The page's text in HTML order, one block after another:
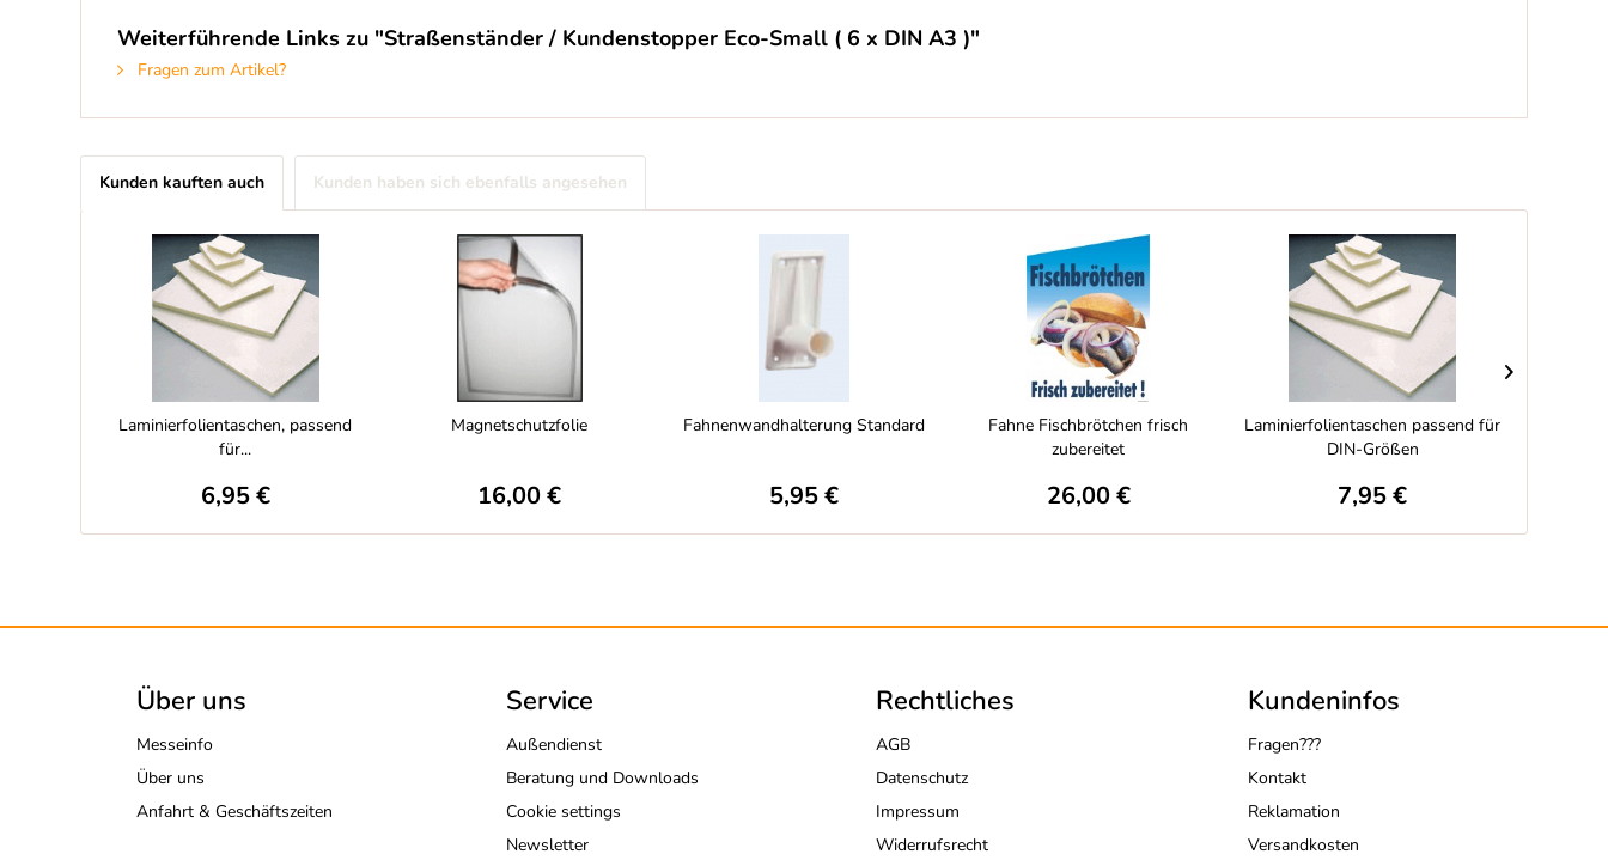
Weiterführende Links zu "Straßenständer / Kundenstopper Eco-Small ( 6 x DIN A3 )"
Fragen zum Artikel?
Kunden kauften auch Kunden haben sich ebenfalls angesehen
Laminierfolientaschen, passend
für...
6,95 €
Magnetschutzfolie
16,00 €
Fahnenwandhalterung Standard
5,95 €
Fahne Fischbrötchen frisch
zubereitet
26,00 €
Laminierfolientaschen passend für
DIN-Größen
7,95 €
Über uns
Messeinfo
Über uns
Anfahrt & Geschäftszeiten
Service
Außendienst
Beratung und Downloads
Cookie settings
Newsletter
Rechtliches
AGB
Datenschutz
Impressum
Widerrufsrecht
Kundeninfos
Fragen???
Kontakt
Reklamation
Versandkosten